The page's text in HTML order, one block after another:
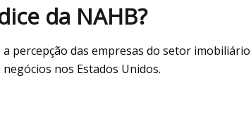
da NAHB?
percepção das empresas do setor
nos Estados Unidos.